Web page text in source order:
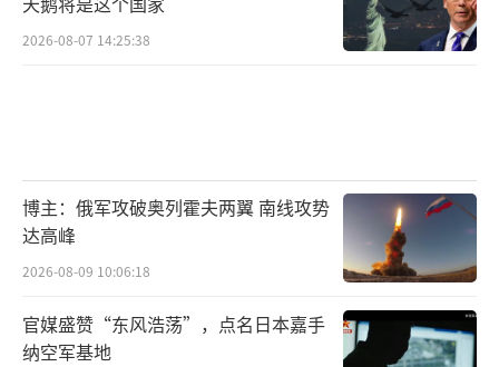
2026-08-07 14:25:38
博主：俄军攻破奥列霍夫两翼 南线攻势
达高峰
2026-08-09 10:06:18
官媒盛赞“东风浩荡”，点名日本嘉手
纳空军基地